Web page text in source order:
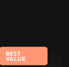
BEST
VALUE